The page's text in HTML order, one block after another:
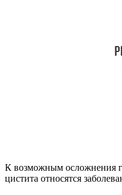
К возможным осложнения
цистита относятся